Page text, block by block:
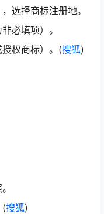
选择商标注册地。
必填项）。
权商标）。(搜狐)
(搜狐)